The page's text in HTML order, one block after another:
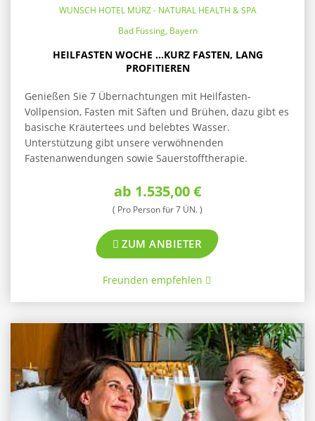
WUNSCH HOTEL MÜRZ - NATURAL HEALTH & SPA
Bad Füssing, Bayern
HEILFASTEN WOCHE ...KURZ FASTEN, LANG
PROFITIEREN
Genießen Sie 7 Übernachtungen mit Heilfasten-
Vollpension, Fasten mit Säften und Brühen, dazu gibt es
basische Kräutertees und belebtes Wasser.
Unterstützung gibt unsere verwöhnenden
Fastenanwendungen sowie Sauerstofftherapie.
ab 1.535,00 €
( Pro Person für 7 ÜN. )
ZUM ANBIETER
Freunden empfehlen